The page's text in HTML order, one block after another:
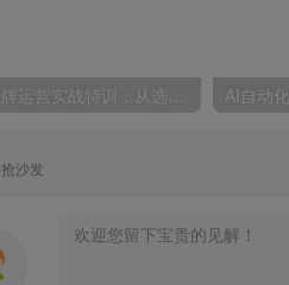
抢沙发